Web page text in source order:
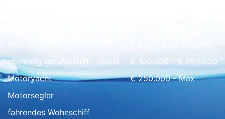
ehemalig Berufsschiff
Motoryacht
Motorsegler
fahrendes Wohnschiff
Stahl
€ 100.000 - € 250.000
€ 250.000 - Max